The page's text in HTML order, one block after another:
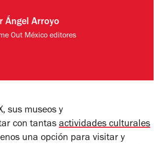
Ángel Arroyo
Out México editores
sus museos y
con tantas actividades culturales
una opción para visitar y